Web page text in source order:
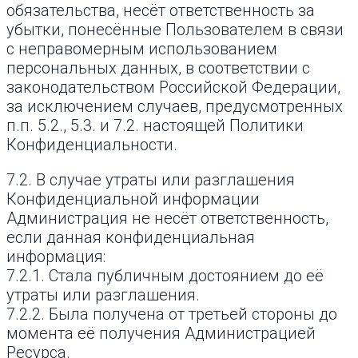
обязательства, несёт ответственность за
убытки, понесённые Пользователем в связи
с неправомерным использованием
персональных данных, в соответствии с
законодательством Российской Федерации,
за исключением случаев, предусмотренных
п.п. 5.2., 5.3. и 7.2. настоящей Политики
Конфиденциальности.
7.2. В случае утраты или разглашения
Конфиденциальной информации
Администрация не несёт ответственность,
если данная конфиденциальная
информация:
7.2.1. Стала публичным достоянием до её
утраты или разглашения.
7.2.2. Была получена от третьей стороны до
момента её получения Администрацией
Ресурса.